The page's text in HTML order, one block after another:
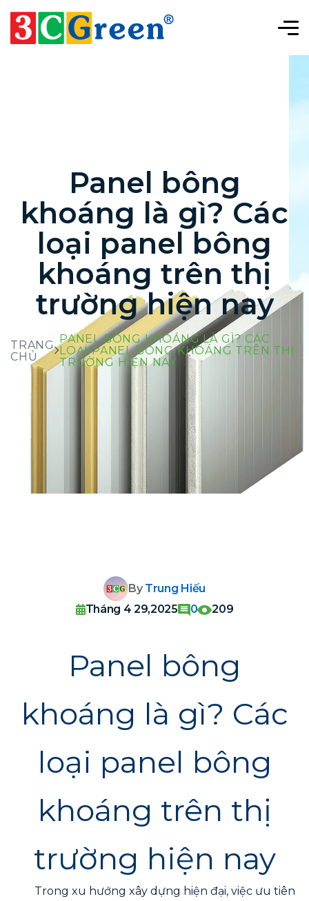
Panel bông
khoáng là gì? Các
loại panel bông
khoáng trên thị
trường hiện nay
TRANG
CHỦ
PANEL BÔNG KHOÁNG LÀ GÌ? CÁC
LOẠI PANEL BÔNG KHOÁNG TRÊN THỊ
TRƯỜNG HIỆN NAY
By Trung Hiếu
Tháng 4 29,2025
0 209
Panel bông
khoáng là gì? Các
loại panel bông
khoáng trên thị
trường hiện nay
Trong xu hướng xây dựng hiện đại, việc ưu tiên